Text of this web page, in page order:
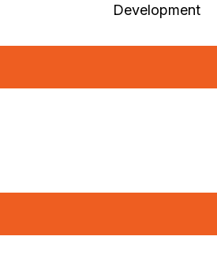
Development